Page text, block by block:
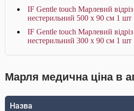
IF Gentle touch Марлевий
нестерильний 500 х 90 см 1 шт
IF Gentle touch Марлевий
нестерильний 300 х 90 см 1 шт
Марля медична ціна в
Назва